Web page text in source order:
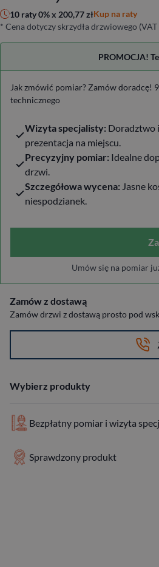
10 raty 0% x 200,77złKup na raty
* Cena dotyczy skrzydła drzwiowego (VAT
PROMOCJA!
Jak zmówić pomiar? Zamów doradcę!
technicznego
Wizyta specjalisty: Doradztwo i
prezentacja na miejscu.
Precyzyjny pomiar: Idealne
drzwi.
Szczegółowa wycena: Jasne
niespodzianek.
Umów się na pomiar
Zamów z dostawą
Zamów drzwi z dostawą prosto pod
Wybierz produkty
Bezpłatny pomiar i wizyta
Sprawdzony produkt